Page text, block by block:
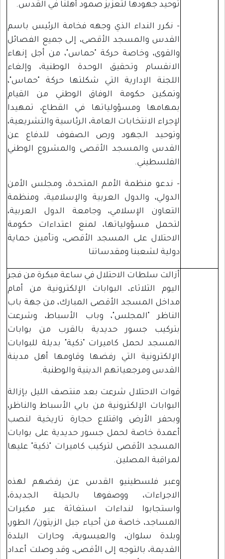
توحيد جهودها لتعزيز صمود أهلنا في القدس.
- نكرر النداء الذي وجهه فخامة الرئيس باسم
القدس والمسجد الأقصى، إلى جميع الفصائل
والقوى، وخاصة حركة "حماس"، من أجل إنهاء
الانقسام وتحقيق الوحدة الوطنية، وإلغاء
اللجنة الإدارية التي شكلتها حركة "حماس"،
وتمكين حكومة الوفاق الوطني من القيام
بمهامها ومسؤولياتها في القطاع، تمهيدا
لإجراء الانتخابات العامة، الرئاسية والتشريعية،
وتوحيد الجهود ورص الصفوف للدفاع عن
القدس والمسجد الأقصى والمشروع الوطني
الفلسطيني.
- ندعو منظمة الأمم المتحدة، ومجلس الأمن
الدولي، والدول العربية والإسلامية، ومنظمة
التعاون الإسلامي، وجامعة الدول العربية،
لتحمل مسؤولياتها، لمنع اعتداءات حكومة
الاحتلال على المسجد الأقصى، وتأمين حماية
دولية لشعبنا ومقدساتنا
أزالت سلطات الاحتلال في ساعة مبكرة من فجر
اليوم الثلاثاء، البوابات الإلكترونية من أمام
مداخل المسجد الأقصى المبارك، من جهة باب
الناظر "المجلس"، وباب الأسباط، وشرعت
بتركيب جسور حديدية بالقرب من بوابات
المسجد لحمل كاميرات "ذكية" بديلة للبوابات
الإلكترونية التي رفضها وقاومها أهل مدينة
القدس ومرجعياتهم الدينية والوطنية.
قوات الاحتلال شرعت بعد منتصف الليل بإزالة
البوابات الإلكترونية من بابي الأسباط والناظر،
وبحفر الأرض واقتلاع حجارة تاريخية لنصب
أعمدة خاصة لحمل جسور حديدية على بوابات
المسجد الأقصى لتركيب كاميرات "ذكية" عليها
لمراقبة المصلين.
وعبر فلسطينيو القدس عن رفضهم لهذه
الاجراءات، ووصفوها بالحيلة الجديدة،
واستجابوا لنداءات استغاثة عبر مكبرات
المساجد، خاصة من أحياء جبل الزيتون/ الطور،
وبلدة سلوان، والعيسوية، وحارات البلدة
القديمة، بالتوجه إلى الأقصى، وقد وصلت أعداد